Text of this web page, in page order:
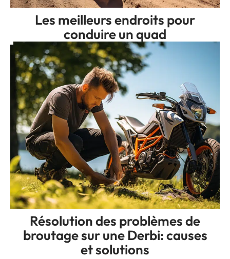
Les meilleurs endroits pour
conduire un quad
Résolution des problèmes de
broutage sur une Derbi: causes
et solutions